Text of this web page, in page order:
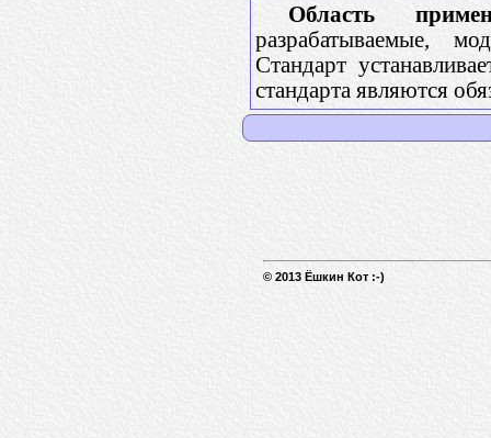
Область
разрабатываемые,
Стандарт
стандарта являются
© 2013 Ёшкин Кот :-)